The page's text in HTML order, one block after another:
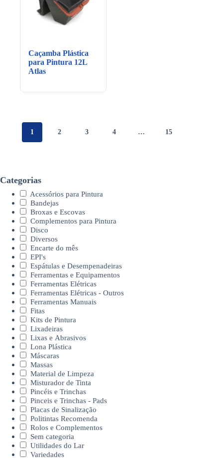
Caçamba Plástica
para Pintura 12L
Atlas
1 2 3 4 … 15
Categorias
Acessórios para Pintura
Bandejas
Broxas e Escovas
Complementos para Pintura
Disco
Diversos
Encarte do mês
EPI's
Espátulas e Desempenadeiras
Ferramentas e Equipamentos
Ferramentas Elétricas
Ferramentas Elétricas - Outros
Ferramentas Manuais
Fitas
Kits de Pintura
Lixadeiras
Lixas e Abrasivos
Lona Plástica
Máscaras
Massas
Material de Limpeza
Misturador de Tinta
Pincéis e Trinchas
Pinceis e Trinchas - Pads
Placas de Sinalização
Politintas Recomenda
Rolos e Complementos
Sem categoria
Utilidades do Lar
Variedades